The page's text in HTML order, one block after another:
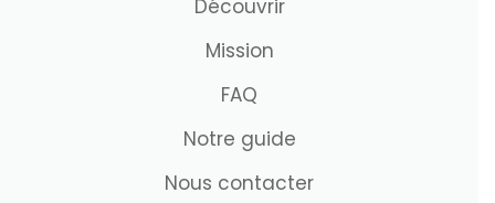
Découvrir
Mission
FAQ
Notre guide
Nous contacter